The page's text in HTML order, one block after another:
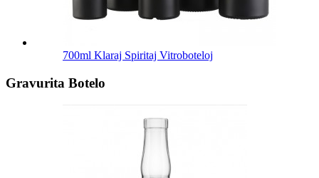
700ml Klaraj Spiritaj Vitroboteloj
Gravurita Botelo